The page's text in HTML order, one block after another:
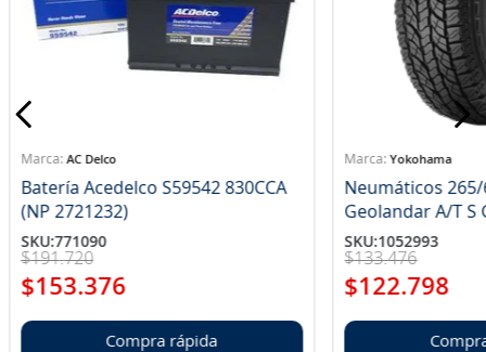
AC Delco
Batería Acedelco S59542 830CCA
(NP 2721232)
SKU:771090
$191.720
$153.376
Compra rápida
Yokohama
Neumáticos 265/
SKU:1052993
$133.476
$122.798